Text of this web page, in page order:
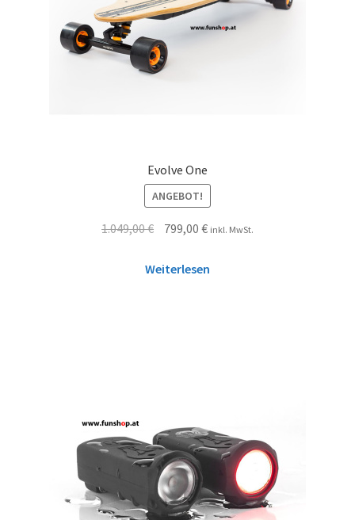
Evolve One
ANGEBOT!
1.049,00€ 799,00 € inkl. MwSt.
Weiterlesen